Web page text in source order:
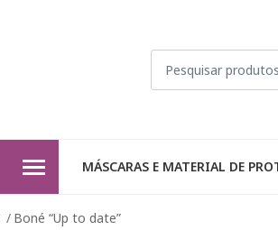
MÁSCARAS E MATERIAL DE
Boné “Up to date”